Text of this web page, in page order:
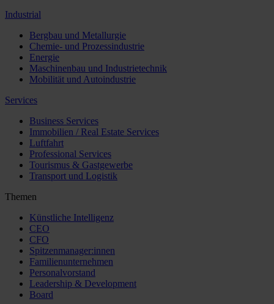
Industrial
Bergbau und Metallurgie
Chemie- und Prozessindustrie
Energie
Maschinenbau und Industrietechnik
Mobilität und Autoindustrie
Services
Business Services
Immobilien / Real Estate Services
Luftfahrt
Professional Services
Tourismus & Gastgewerbe
Transport und Logistik
Themen
Künstliche Intelligenz
CEO
CFO
Spitzenmanager:innen
Familienunternehmen
Personalvorstand
Leadership & Development
Board